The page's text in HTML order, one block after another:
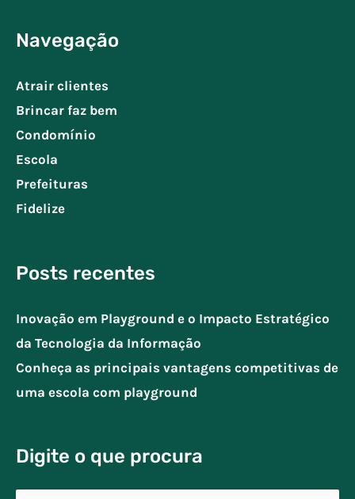
Navegação
Atrair clientes
Brincar faz bem
Condomínio
Escola
Prefeituras
Fidelize
Posts recentes
Inovação em Playground e o Impacto Estratégico
da Tecnologia da Informação
Conheça as principais vantagens competitivas de
uma escola com playground
Digite o que procura